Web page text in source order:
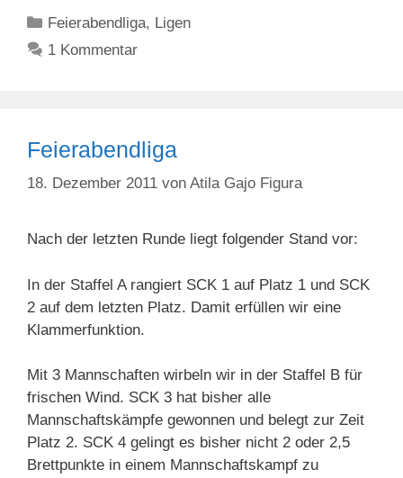
Kategorien
Feierabendliga, Ligen
1 Kommentar
Feierabendliga
18. Dezember 2011 von Atila Gajo Figura
Nach der letzten Runde liegt folgender Stand vor:
In der Staffel A rangiert SCK 1 auf Platz 1 und SCK
2 auf dem letzten Platz. Damit erfüllen wir eine
Klammerfunktion.
Mit 3 Mannschaften wirbeln wir in der Staffel B für
frischen Wind. SCK 3 hat bisher alle
Mannschaftskämpfe gewonnen und belegt zur Zeit
Platz 2. SCK 4 gelingt es bisher nicht 2 oder 2,5
Brettpunkte in einem Mannschaftskampf zu